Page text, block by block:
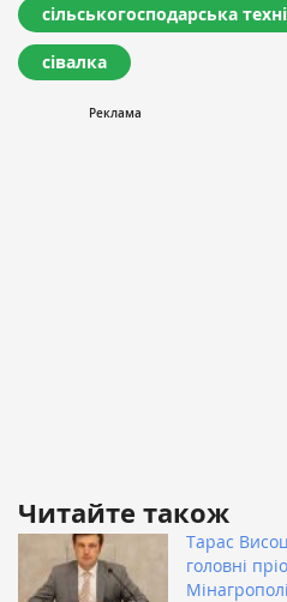
сільськогосподарська
сівалка
Читайте також
Тарас
головні